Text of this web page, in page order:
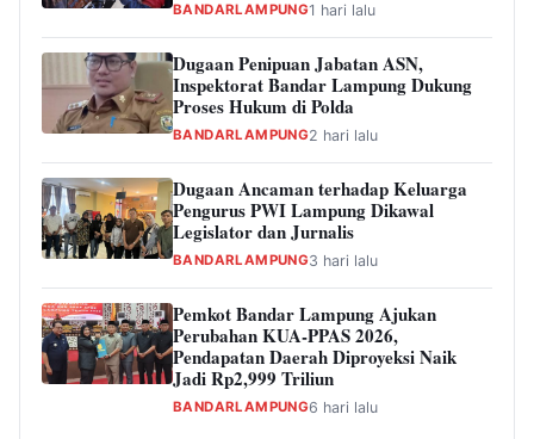
BANDARLAMPUNG1 hari lalu
Dugaan Penipuan Jabatan ASN,
Inspektorat Bandar Lampung Dukung
Proses Hukum di Polda
BANDARLAMPUNG2 hari lalu
Dugaan Ancaman terhadap Keluarga
Pengurus PWI Lampung Dikawal
Legislator dan Jurnalis
BANDARLAMPUNG3 hari lalu
Pemkot Bandar Lampung Ajukan
Perubahan KUA-PPAS 2026,
Pendapatan Daerah Diproyeksi Naik
Jadi Rp2,999 Triliun
BANDARLAMPUNG6 hari lalu